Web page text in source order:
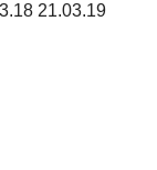
21.03.19